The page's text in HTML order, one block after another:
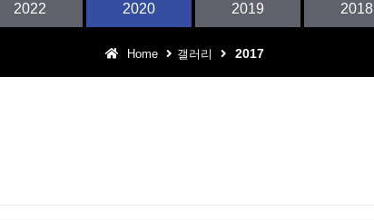
구로 동아리 예술제
어울림 특집 콘서트
2022 2020 2019 2018
Home 갤러리 2017